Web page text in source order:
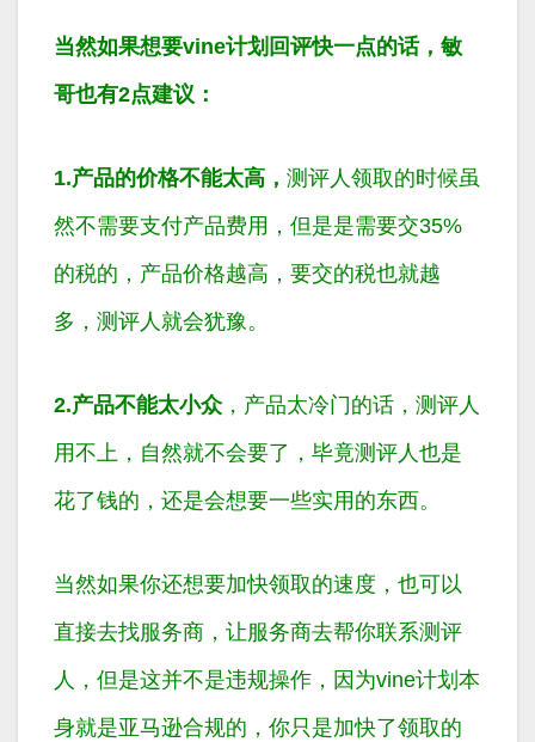
当然如果想要vine计划回评快一点的话，敏
哥也有2点建议：
1.产品的价格不能太高， 测评人领取的时候虽
然不需要支付产品费用，但是是需要交35%
的税的，产品价格越高，要交的税也就越
多，测评人就会犹豫。
2.产品不能太小众，产品太冷门的话，测评人
用不上，自然就不会要了，毕竟测评人也是
花了钱的，还是会想要一些实用的东西。
当然如果你还想要加快领取的速度，也可以
直接去找服务商，让服务商去帮你联系测评
人，但是这并不是违规操作，因为vine计划本
身就是亚马逊合规的，你只是加快了领取的